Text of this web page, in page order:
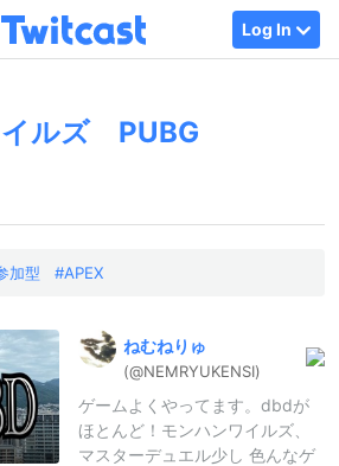
Log In
ルズ PUBG
加型 APEX
ねむねりゅ
(@NEMRYUKENSI)
ゲームよくやってます。dbdが
ほとんど！モンハンワイルズ、
マスターデュエル少し 色んなゲ